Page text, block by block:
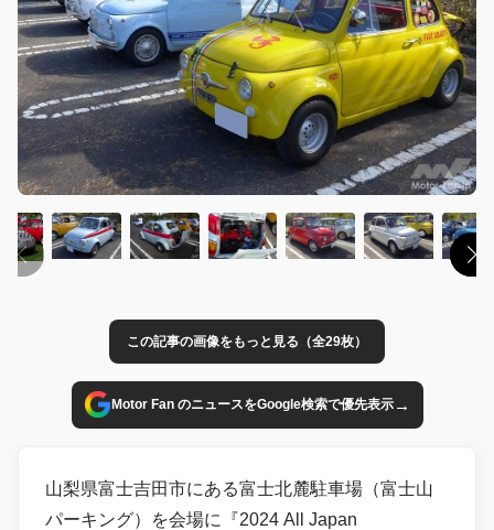
この記事の画像をもっと見る（全29枚）
Motor Fan のニュースをGoogle検索で優先表示→
山梨県富士吉田市にある富士北麓駐車場（富士山
パーキング）を会場に『2024 All Japan